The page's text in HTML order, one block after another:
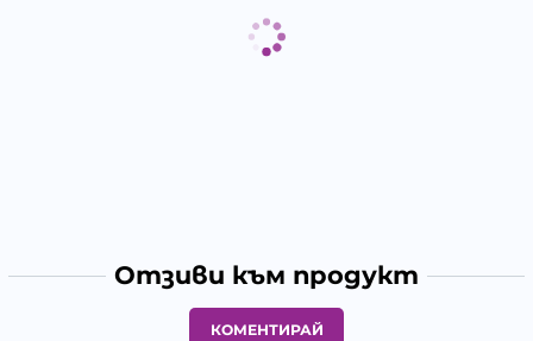
Отзиви към продукт
КОМЕНТИРАЙ